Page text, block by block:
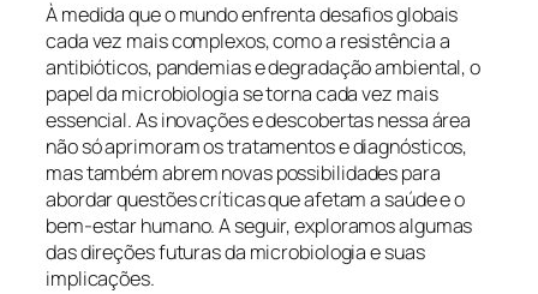
À medida que o mundo enfrenta desafios globais
cada vez mais complexos, como a resistência a
antibióticos, pandemias e degradação ambiental, o
papel da microbiologia se torna cada vez mais
essencial. As inovações e descobertas nessa área
não só aprimoram os tratamentos e diagnósticos,
mas também abrem novas possibilidades para
abordar questões críticas que afetam a saúde e o
bem-estar humano. A seguir, exploramos algumas
das direções futuras da microbiologia e suas
implicações.